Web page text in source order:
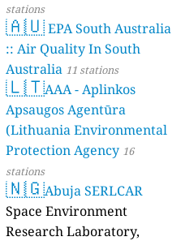
stations
🇦🇺EPA South Australia
:: Air Quality In South
Australia 11 stations
🇱🇹AAA - Aplinkos
Apsaugos Agentūra
(Lithuania Environmental
Protection Agency 16
stations
🇳🇬Abuja SERLCAR
Space Environment
Research Laboratory,